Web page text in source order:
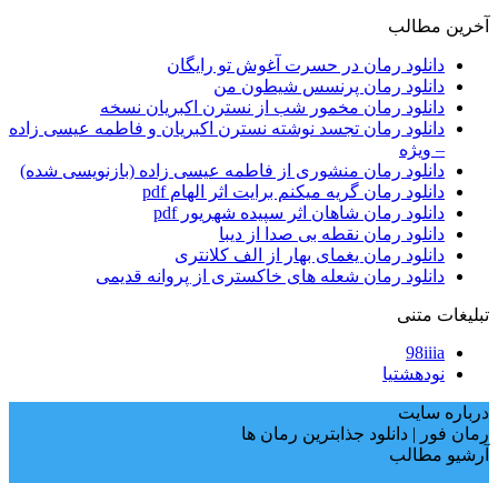
آخرین مطالب
دانلود رمان در حسرت آغوش تو رایگان
دانلود رمان پرنسس شیطون من
دانلود رمان مخمور شب از نسترن اکبریان نسخه
دانلود رمان تجسد نوشته نسترن اکبریان و فاطمه عیسی زاده
– ویژه
دانلود رمان منشوری از فاطمه عیسی زاده (بازنویسی شده)
دانلود رمان گریه میکنم برایت اثر الهام pdf
دانلود رمان شاهان اثر سپیده شهریور pdf
دانلود رمان نقطه بی صدا از دیبا
دانلود رمان یغمای بهار از الف کلانتری
دانلود رمان شعله های خاکستری از پروانه قدیمی
تبلیغات متنی
98iiia
نودهشتیا
درباره سایت
رمان فور | دانلود جذابترین رمان ها
آرشیو مطالب